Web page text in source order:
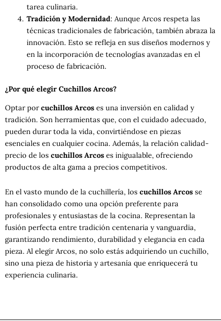
tarea culinaria.
Tradición y Modernidad: Aunque Arcos respeta las
técnicas tradicionales de fabricación, también abraza la
innovación. Esto se refleja en sus diseños modernos y
en la incorporación de tecnologías avanzadas en el
proceso de fabricación.
¿Por qué elegir Cuchillos Arcos?
Optar porcuchillos Arcos es una inversión en calidad y
tradición. Son herramientas que, con el cuidado adecuado,
pueden durar toda la vida, convirtiéndose en piezas
esenciales en cualquier cocina. Además, la relación calidad-
precio de los cuchillos Arcos es inigualable, ofreciendo
productos de alta gama a precios competitivos.
En el vasto mundo de la cuchillería, los cuchillos Arcos se
han consolidado como una opción preferente para
profesionales y entusiastas de la cocina. Representan la
fusión perfecta entre tradición centenaria y vanguardia,
garantizando rendimiento, durabilidad y elegancia en cada
pieza. Al elegir Arcos, no solo estás adquiriendo un cuchillo,
sino una pieza de historia y artesanía que enriquecerá tu
experiencia culinaria.